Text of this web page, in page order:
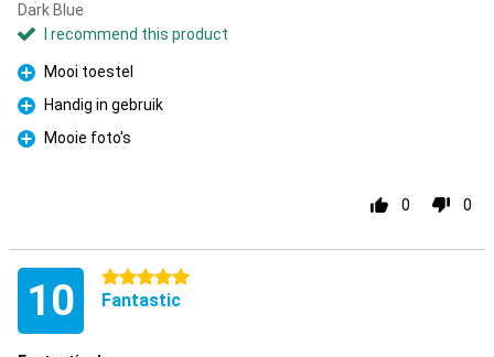
Dark Blue
I recommend this product
Pro
Mooi toestel
Pro
Handig in gebruik
Pro
Mooie foto's
0 0
10 5 stars
Fantastic